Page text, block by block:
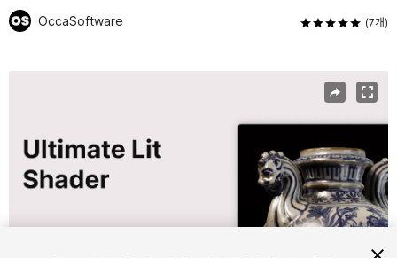
OccaSoftware (7개)